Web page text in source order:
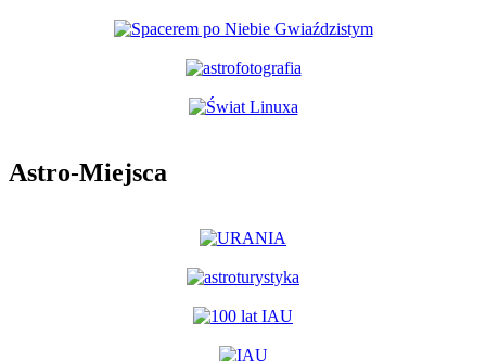
Astro-Miejsca